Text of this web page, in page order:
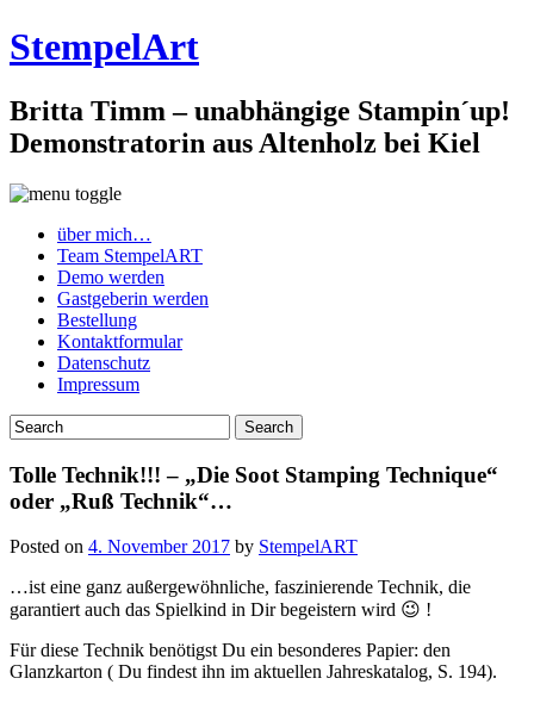
StempelArt
Britta Timm – unabhängige Stampin´up!
Demonstratorin aus Altenholz bei Kiel
über mich…
Team StempelART
Demo werden
Gastgeberin werden
Bestellung
Kontaktformular
Datenschutz
Impressum
Tolle Technik!!! – „Die Soot Stamping Technique“
oder „Ruß Technik“…
Posted on 4. November 2017 by StempelART
…ist eine ganz außergewöhnliche, faszinierende Technik, die
garantiert auch das Spielkind in Dir begeistern wird 😉 !
Für diese Technik benötigst Du ein besonderes Papier: den
Glanzkarton ( Du findest ihn im aktuellen Jahreskatalog, S. 194).